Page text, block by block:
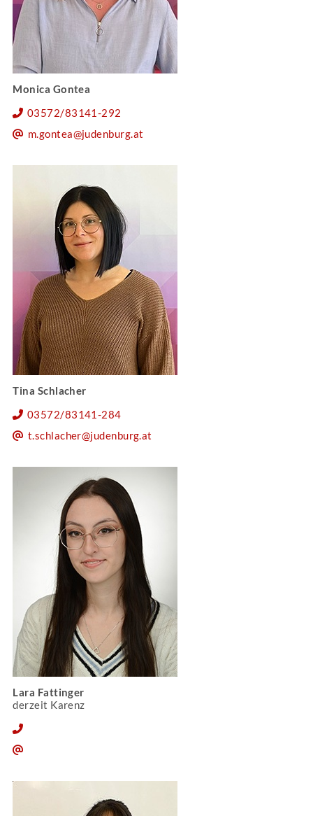
Monica Gontea
03572/83141-292
m.gontea@judenburg.at
Tina Schlacher
03572/83141-284
t.schlacher@judenburg.at
Lara Fattinger
derzeit Karenz